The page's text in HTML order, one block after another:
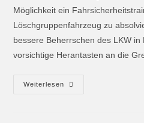
Möglichkeit ein
Löschgruppenfahrzeug zu
bessere Beherrschen des LKW
vorsichtige Herantasten an die
Weiterlesen